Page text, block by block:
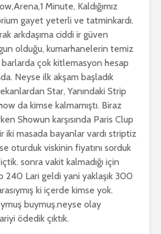
Minute, Kaldığımız
gayet yeterli ve tatminkardı.
arkdaşıma ciddi ir güven
olduğu, kumarhanelerin temiz
çok kitlemasyon hesap
Neyse ilk akşam başladık
Star, Yanındaki Strip
da kimse kalmamıştı. Biraz
Showun karşısında Paris Clup
iki masada bayanlar vardı striptiz
oturduk viskinin fiyatını sorduk
sonra vakit kalmadığı için
240 Lari geldi yani yaklaşık 300
ki içerde kimse yok.
buymuş.neyse olay
ödedik çıktık.